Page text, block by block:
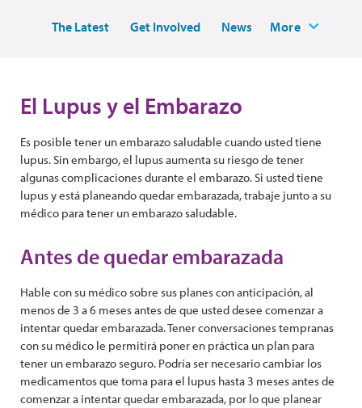
The Latest Get Involved News More
El Lupus y el Embarazo
Es posible tener un embarazo saludable cuando usted tiene
lupus. Sin embargo, el lupus aumenta su riesgo de tener
algunas complicaciones durante el embarazo. Si usted tiene
lupus y está planeando quedar embarazada, trabaje junto a su
médico para tener un embarazo saludable.
Antes de quedar embarazada
Hable con su médico sobre sus planes con anticipación, al
menos de 3 a 6 meses antes de que usted desee comenzar a
intentar quedar embarazada. Tener conversaciones tempranas
con su médico le permitirá poner en práctica un plan para
tener un embarazo seguro. Podría ser necesario cambiar los
medicamentos que toma para el lupus hasta 3 meses antes de
comenzar a intentar quedar embarazada, por lo que planear